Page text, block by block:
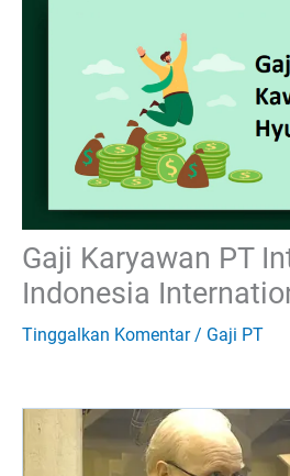
Gaji Karyawan PT
Indonesia
Tinggalkan Komentar / Gaji PT